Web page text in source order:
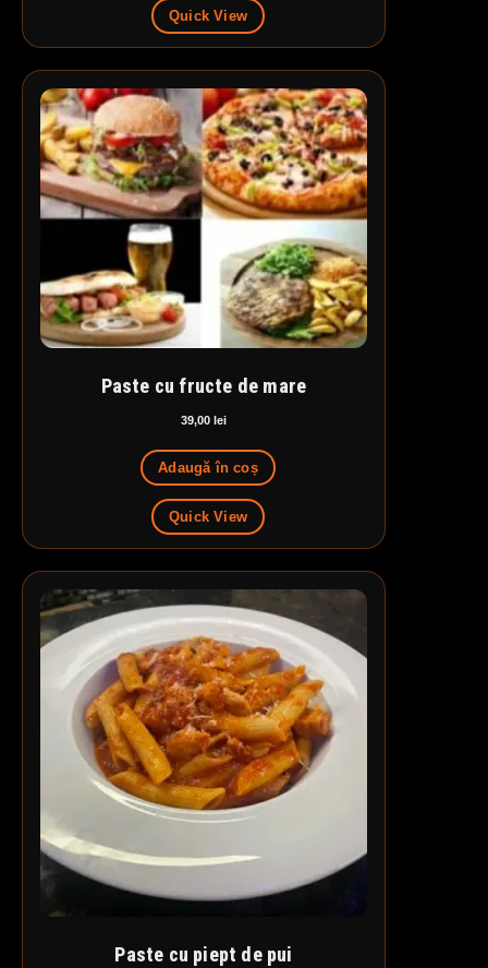
Quick View
Paste cu fructe de mare
39,00 lei
Adaugă în coș
Quick View
Paste cu piept de pui